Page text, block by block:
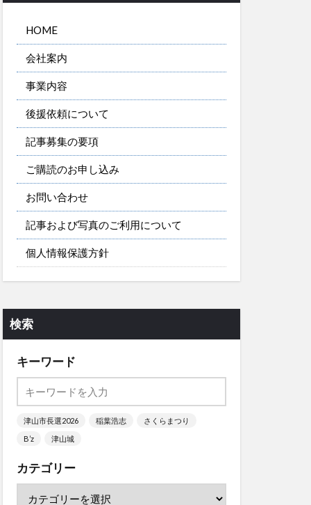
HOME
会社案内
事業内容
後援依頼について
記事募集の要項
ご購読のお申し込み
お問い合わせ
記事および写真のご利用について
個人情報保護方針
検索
キーワード
津山市長選2026 稲葉浩志
さくらまつり
B’z
津山城
カテゴリー